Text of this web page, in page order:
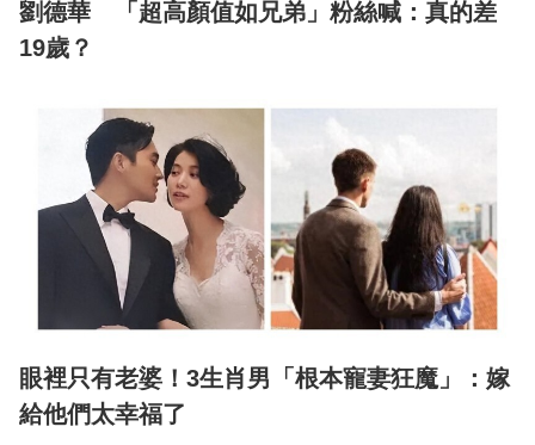
劉德華 「超高顏值如兄弟」粉絲喊：真的差
19歲？
眼裡只有老婆！3生肖男「根本寵妻狂魔」：嫁
給他們太幸福了